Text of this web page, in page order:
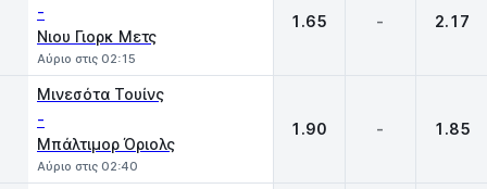
-
Νιου Γιορκ Μετς
Αύριο στις 02:15
1.65 - 2.17
Μινεσότα Τουίνς
-
Μπάλτιμορ Όριολς
Αύριο στις 02:40
1.90 - 1.85